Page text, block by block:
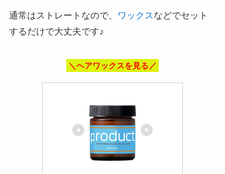
通常はストレートなので、 ワックスなどでセット
するだけで大丈夫です♪
＼ヘアワックスを見る／